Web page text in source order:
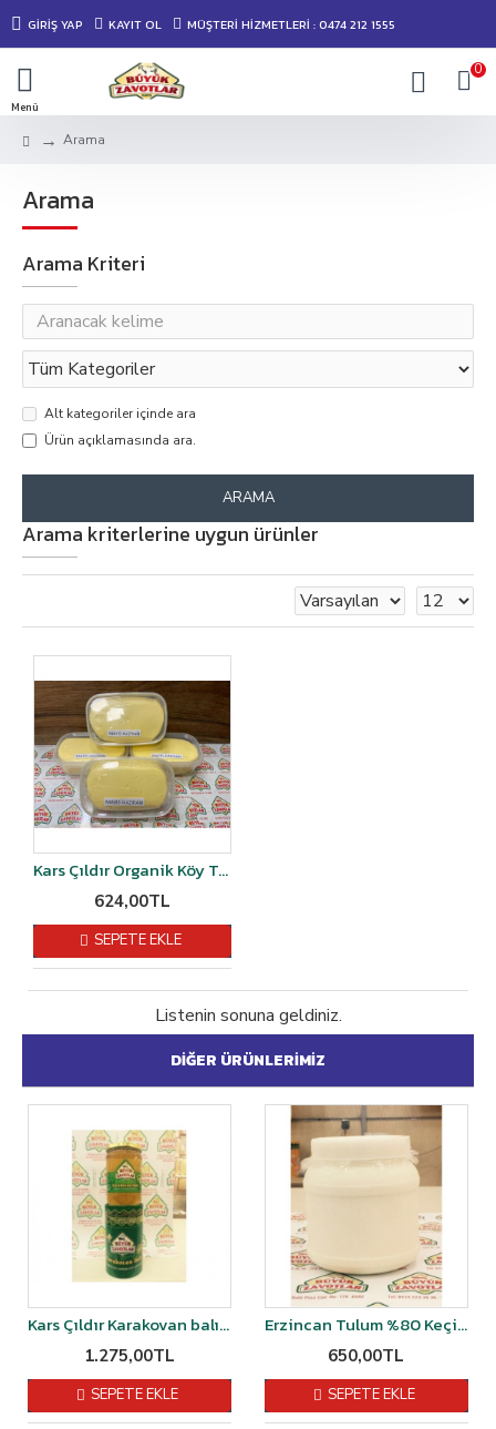
GIRIŞ YAP KAYIT OL MÜŞTERİ HİZMETLERİ : 0474 212 1555
0
Arama
Arama
Arama Kriteri
Alt kategoriler içinde ara
Ürün açıklamasında ara.
ARAMA
Arama kriterlerine uygun ürünler
Kars Çıldır Organik Köy Tereyağı 1 kg
624,00TL
SEPETE EKLE
Listenin sonuna geldiniz.
DIĞER ÜRÜNLERIMIZ
Kars Çıldır Karakovan balı 1 kg
1.275,00TL
SEPETE EKLE
Erzincan Tulum %80 Keçi Sütü % 20 Koyun Sütü Şirden Mayalı 1 kğ
650,00TL
SEPETE EKLE